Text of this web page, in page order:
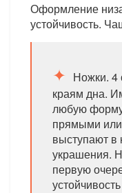
Оформление
устойчивость.
Ножки. 4
краям дна.
любую
прямыми
выступают в
украшения.
первую